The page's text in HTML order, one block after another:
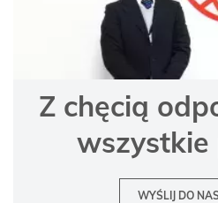
Z chęcią
WYŚLIJ DO